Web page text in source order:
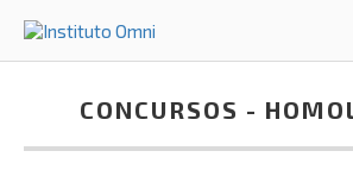
CONCURSOS -